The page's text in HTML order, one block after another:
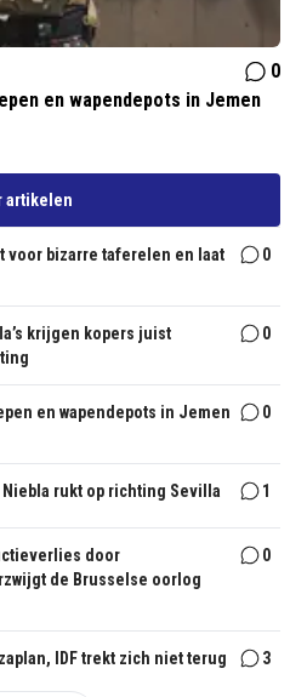
0
en wapendepots in Jemen
artikelen
voor bizarre taferelen en laat
0
krijgen kopers juist
0
en wapendepots in Jemen
0
rukt op richting Sevilla 1
door
de Brusselse oorlog
0
IDF trekt zich niet terug 3